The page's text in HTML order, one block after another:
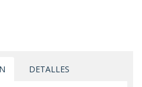
DETALLES